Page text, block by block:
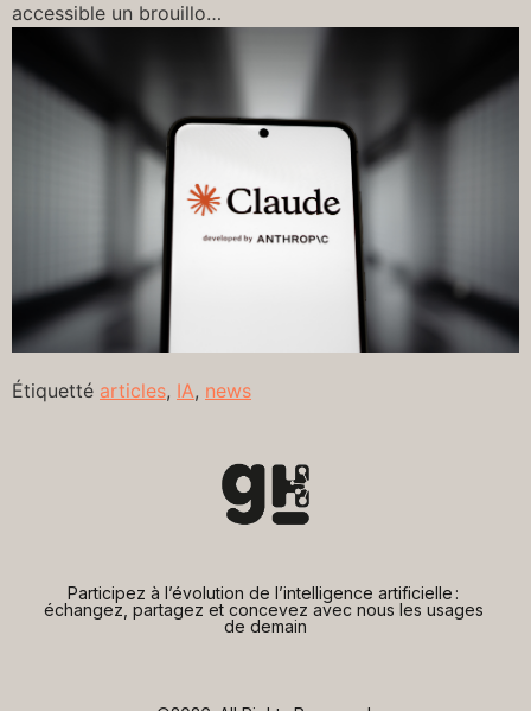
accessible un brouillo…
Étiquetté articles, IA, news
Participez à l’évolution de l’intelligence artificielle :
échangez, partagez et concevez avec nous les usages
de demain